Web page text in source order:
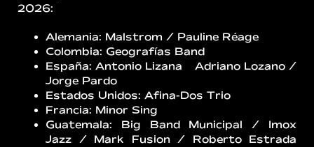
2026:
Alemania: Malstrom / Pauline Réage
Colombia: Geografías Band
España: Antonio Lizana & Adriano Lozano /
Jorge Pardo
Estados Unidos: Afina-Dos Trio
Francia: Minor Sing
Guatemala: Big Band Municipal / Imox
Jazz / Mark Fusion / Roberto Estrada